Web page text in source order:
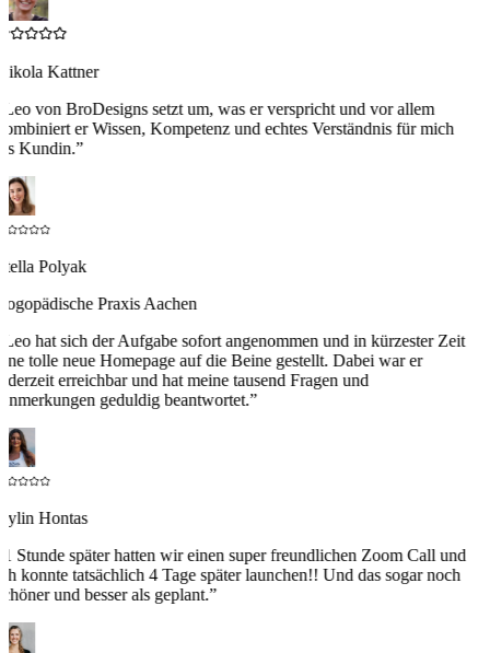
Kattner
Leo von BroDesigns setzt um, was er verspricht und vor allem
er Wissen, Kompetenz und echtes Verständnis für mich
Kundin.”
Polyak
Praxis Aachen
Leo hat sich der Aufgabe sofort angenommen und in kürzester Zeit
tolle neue Homepage auf die Beine gestellt. Dabei war er
erreichbar und hat meine tausend Fragen und
geduldig beantwortet.”
Hontas
1 Stunde später hatten wir einen super freundlichen Zoom Call und
konnte tatsächlich 4 Tage später launchen!! Und das sogar noch
und besser als geplant.”